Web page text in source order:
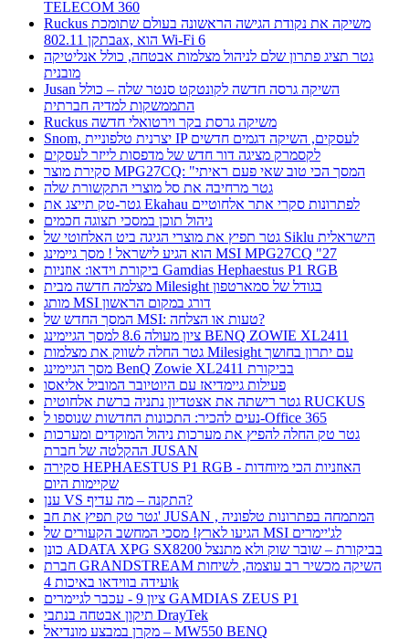
TELECOM 360
Ruckus משיקה את נקודת הגישה הראשונה בעולם שתומכת
בתקן 802.11ax, הוא Wi-Fi 6
גטר תציג פתרון שלם לניהול מצלמות אבטחה, כולל אנליטיקה
מובנית
Jusan השיקה גרסה חדשה לקונטקט סנטר שלה – כולל
התממשקות למדיה חברתית
Ruckus משיקה גרסת בקר וירטואלי חדשה
Snom, יצרנית טלפוניית IP לעסקים, השיקה דגמים חדשים
לקסמרק מציגה דור חדש של מדפסות לייזר לעסקים
סקירת מוצר MPG27CQ: "המסך הכי טוב שאי פעם ראיתי
גטר מרחיבה את סל מוצרי התקשורת שלה
גטר-טק תייצג את Ekahau לפתרונות סקרי אתר אלחוטיים
ניהול תוכן במסכי תצוגה חכמים
גטר תפיץ את מוצרי הגיגה ביט האלחוטי של Siklu הישראלית
הוא הגיע לישראל ! מסך גיימינג MSI MPG27CQ "27
ביקורת וידאו: אוזניות Gamdias Hephaestus P1 RGB
מצלמה חדשה מבית Milesight בגודל של סמארטפון
מותג MSI דורג במקום הראשון
המסך החדש של MSI: טעות או הצלחה?
ציון מעולה 8.6 למסך הגיימינג BENQ ZOWIE XL2411
גטר החלה לשווק את מצלמות Milesight עם יתרון בחושך
מסך הגיימינג BenQ Zowie XL2411 בביקורת
פעילות גיימדיאז עם היוטיובר המוביל אליאסו
גטר רישתה את אצטדיון נתניה ברשת אלחוטית RUCKUS
נעים להכיר: התכונות החדשות שנוספו ל-Office 365
גטר טק החלה להפיץ את מערכות ניהול המוקדים ומערכות
ההקלטה של חברת JUSAN
סקירה HEPHAESTUS P1 RGB - האוזניות הכי מיוחדות
שקיימות היום
ענן VS התקנה – מה עדיף?
גטר טק תפיץ את חב' JUSAN , המתמחה בפתרונות טלפוניה
הגיעו לארץ! מסכי המחשב הקעורים של MSI לג'יימרים
כונן ADATA XPG SX8200 בביקורת – שובר שוק ולא מתנצל
חברת GRANDSTREAM השיקה מכשיר רב עוצמה, לשיחות
ועידה בווידאו באיכות 4k
ציון 9 - עכבר לגיימרים GAMDIAS ZEUS P1
תיקון אבטחה בנתבי DrayTek
מקרן במבצע מונדיאל – MW550 BENQ